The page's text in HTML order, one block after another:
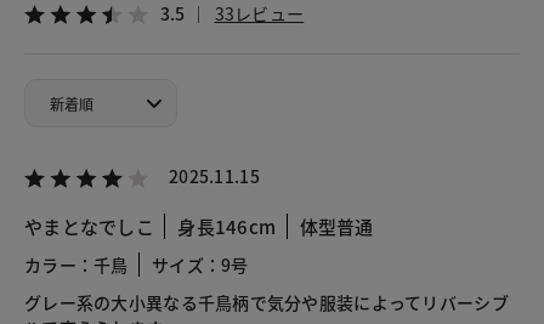
3.5 33レビュー
2025.11.15
やまとなでしこ 身長146cm 体型普通
カラー：千鳥
サイズ：9号
グレー系の大小異なる千鳥柄で気分や服装によってリバーシブ